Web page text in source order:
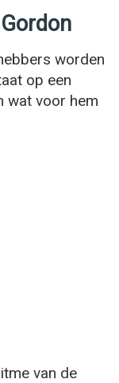
worden
op een
wat voor hem
van de